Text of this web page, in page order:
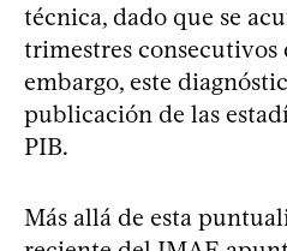
técnica, dado que se
trimestres consecutivos
embargo, este
publicación de las
PIB.
Más allá de esta